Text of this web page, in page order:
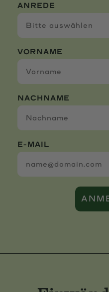
ANREDE
VORNAME
NACHNAME
E-MAIL